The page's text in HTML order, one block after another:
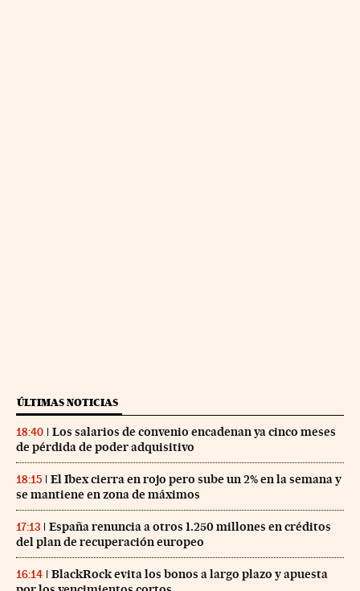
ÚLTIMAS NOTICIAS
18:40
Los salarios de convenio encadenan ya cinco meses
de pérdida de poder adquisitivo
18:15
El Ibex cierra en rojo pero sube un 2% en la semana y
se mantiene en zona de máximos
17:13
España renuncia a otros 1.250 millones en créditos
del plan de recuperación europeo
16:14
BlackRock evita los bonos a largo plazo y apuesta